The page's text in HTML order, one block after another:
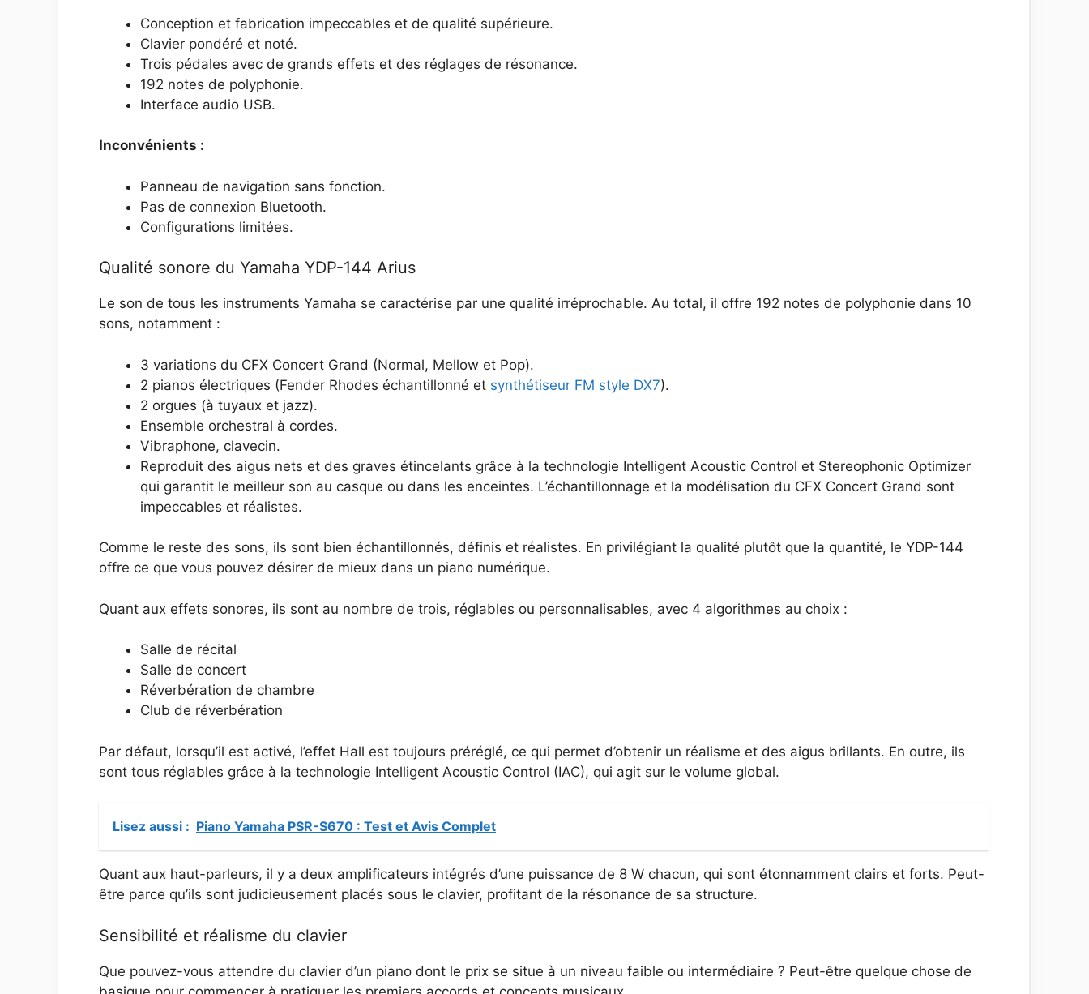
Conception et fabrication impeccables et de qualité supérieure.
Clavier pondéré et noté.
Trois pédales avec de grands effets et des réglages de résonance.
192 notes de polyphonie.
Interface audio USB.
Inconvénients :
Panneau de navigation sans fonction.
Pas de connexion Bluetooth.
Configurations limitées.
Qualité sonore du Yamaha YDP-144 Arius
Le son de tous les instruments Yamaha se caractérise par une qualité irréprochable. Au total, il offre 192 notes de polyphonie dans 10
sons, notamment :
3 variations du CFX Concert Grand (Normal, Mellow et Pop).
2 pianos électriques (Fender Rhodes échantillonné et synthétiseur FM style DX7).
2 orgues (à tuyaux et jazz).
Ensemble orchestral à cordes.
Vibraphone, clavecin.
Reproduit des aigus nets et des graves étincelants grâce à la technologie Intelligent Acoustic Control et Stereophonic Optimizer
qui garantit le meilleur son au casque ou dans les enceintes. L’échantillonnage et la modélisation du CFX Concert Grand sont
impeccables et réalistes.
Comme le reste des sons, ils sont bien échantillonnés, définis et réalistes. En privilégiant la qualité plutôt que la quantité, le YDP-144
offre ce que vous pouvez désirer de mieux dans un piano numérique.
Quant aux effets sonores, ils sont au nombre de trois, réglables ou personnalisables, avec 4 algorithmes au choix :
Salle de récital
Salle de concert
Réverbération de chambre
Club de réverbération
Par défaut, lorsqu’il est activé, l’effet Hall est toujours préréglé, ce qui permet d’obtenir un réalisme et des aigus brillants. En outre, ils
sont tous réglables grâce à la technologie Intelligent Acoustic Control (IAC), qui agit sur le volume global.
Lisez aussi : Piano Yamaha PSR-S670 : Test et Avis Complet
Quant aux haut-parleurs, il y a deux amplificateurs intégrés d’une puissance de 8 W chacun, qui sont étonnamment clairs et forts. Peut-
être parce qu’ils sont judicieusement placés sous le clavier, profitant de la résonance de sa structure.
Sensibilité et réalisme du clavier
Que pouvez-vous attendre du clavier d’un piano dont le prix se situe à un niveau faible ou intermédiaire ? Peut-être quelque chose de